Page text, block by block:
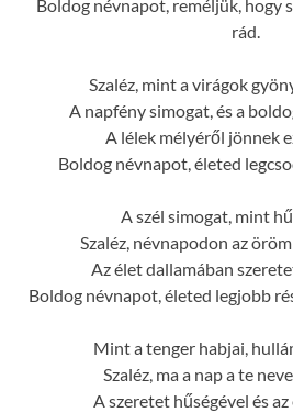
Boldog névnapot, reméljük, hogy
rád.
Szaléz, mint a virágok
A napfény simogat, és a
A lélek mélyéről jönnek
Boldog névnapot, életed
A szél simogat, mint
Szaléz, névnapodon az
Az élet dallamában
Boldog névnapot, életed legjobb
Mint a tenger habjai,
Szaléz, ma a nap a te
A szeretet hűségével és